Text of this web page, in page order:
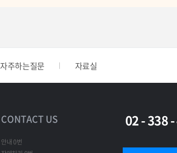
자주하는질문 자료실
CONTACT US 02 - 338
안내 0번